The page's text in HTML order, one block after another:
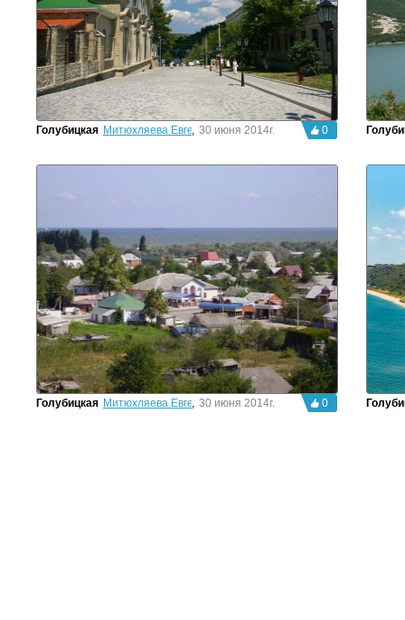
Голубицкая Митюхляева Евгения
, 30 июня 2014г. 0
Голубицкая Митюхляева Евгения
, 30 июня 2014г. 0